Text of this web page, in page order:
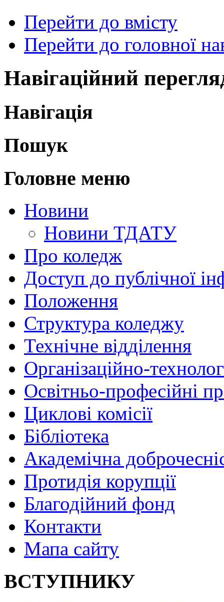
Перейти до вмісту
Перейти до головної
Навігаційний
Навігація
Пошук
Головне меню
Новини
Новини ТДАТУ
Про коледж
Доступ до публічної
Положення
Структура коледжу
Технічне відділення
Організаційно-
Освітньо-професійні
Циклові комісії
Бібліотека
Академічна
Протидія корупції
Благодійний фонд
Контакти
Мапа сайту
ВСТУПНИКУ